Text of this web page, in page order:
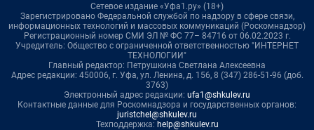
Сетевое издание «Уфа1.ру» (18+)
Зарегистрировано Федеральной службой по надзору в сфере связи,
информационных технологий и массовых коммуникаций (Роскомнадзор)
Регистрационный номер СМИ ЭЛ № ФС 77– 84716 от 06.02.2023 г.
Учредитель: Общество с ограниченной ответственностью "ИНТЕРНЕТ
ТЕХНОЛОГИИ"
Главный редактор: Петрушкина Светлана Алексеевна
Адрес редакции: 450006, г. Уфа, ул. Ленина, д. 156, 8 (347) 286-51-96 (доб.
3763)
Электронный адрес редакции: ufa1@shkulev.ru
Контактные данные для Роскомнадзора и государственных органов:
juristchel@shkulev.ru
Техподдержка: help@shkulev.ru